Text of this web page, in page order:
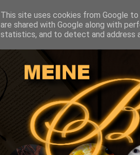
This site uses cookies from Google
are shared with Google along with
statistics, and to detect and address